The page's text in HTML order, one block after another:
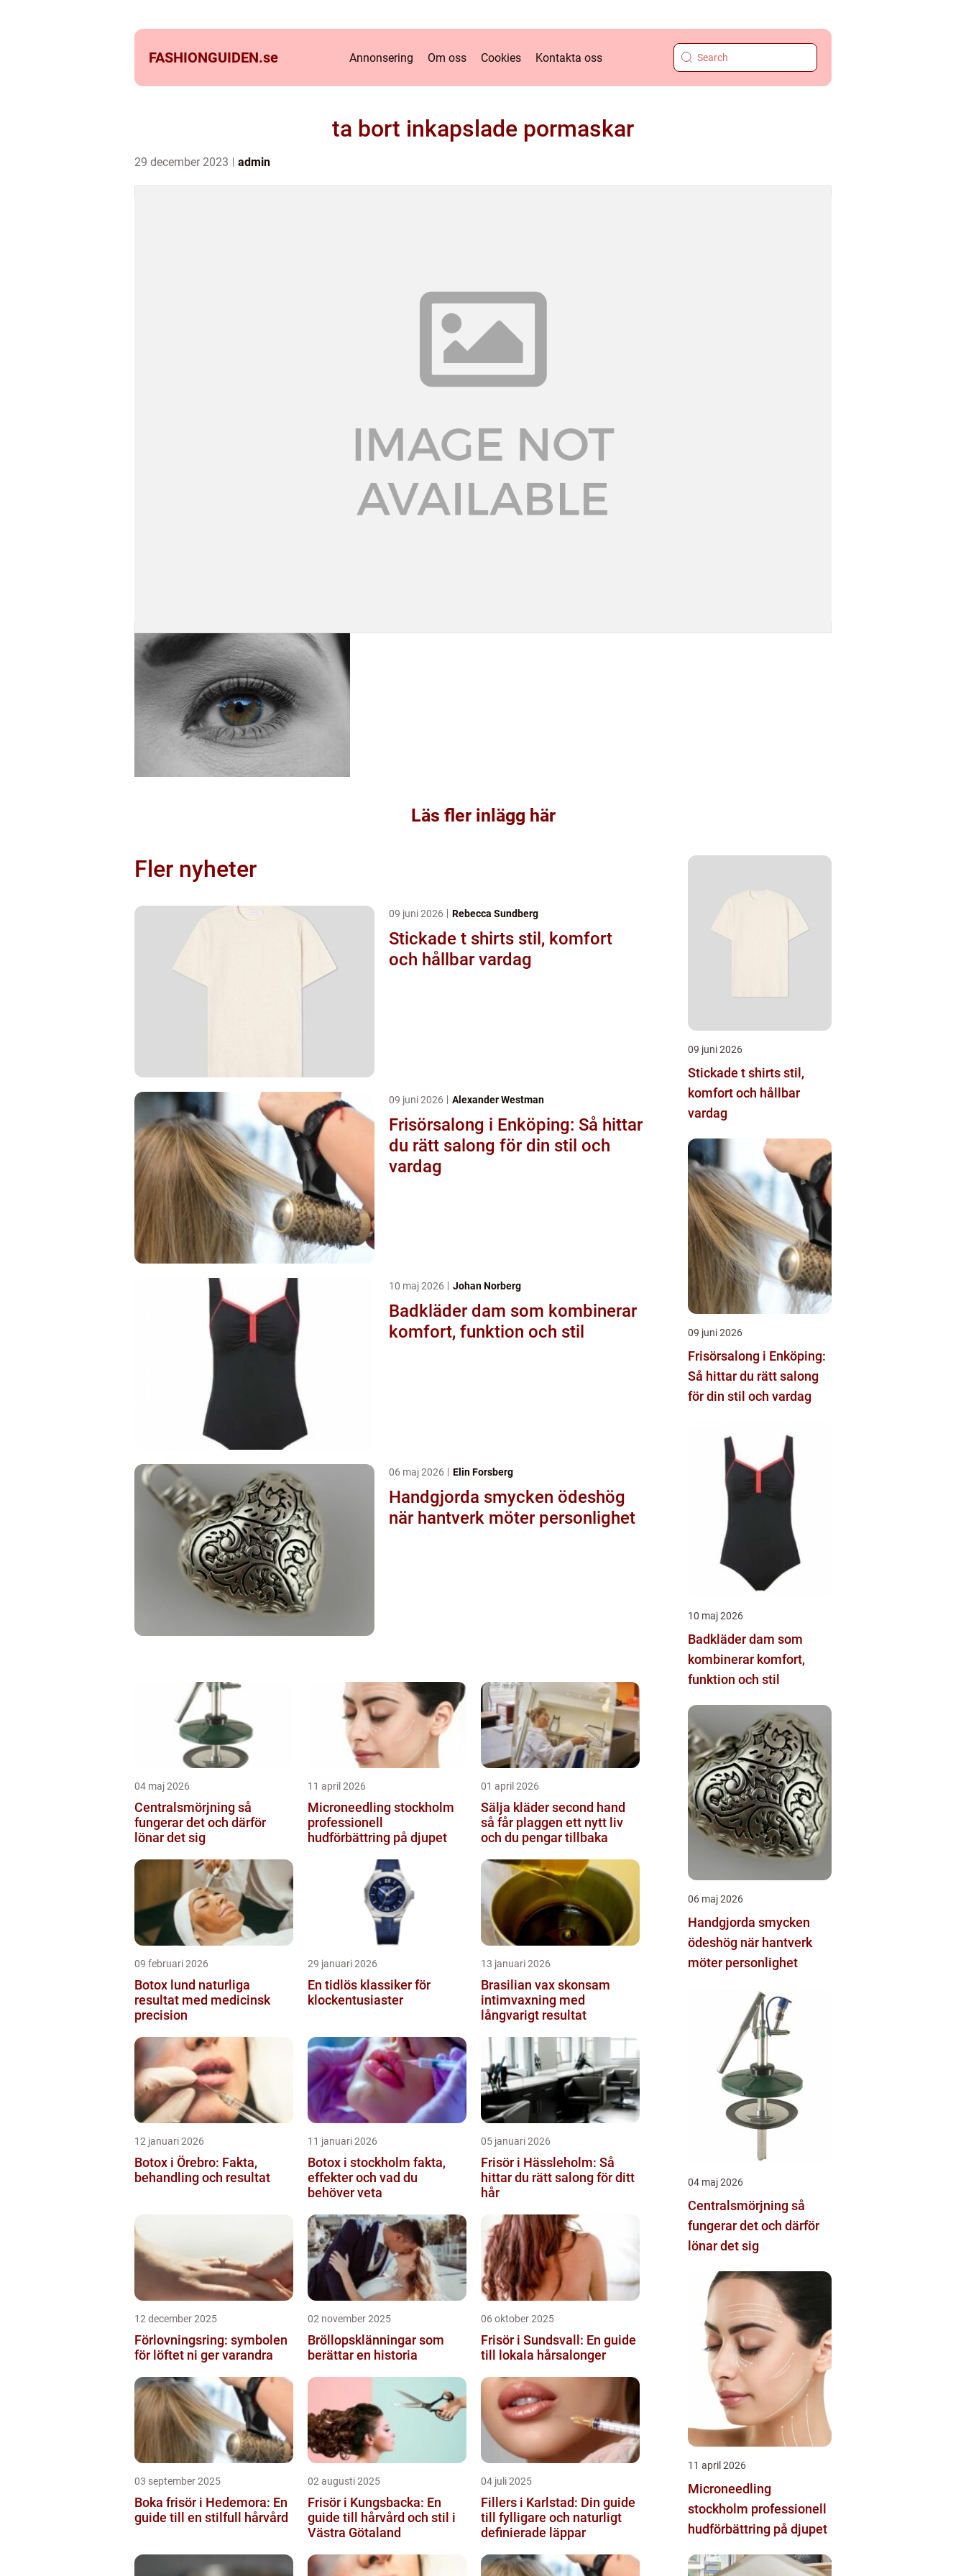
FASHIONGUIDEN.se Annonsering Om oss Cookies Kontakta oss
ta bort inkapslade pormaskar
29 december 2023 admin
Läs fler inlägg här
Fler nyheter
09 juni 2026 Rebecca Sundberg
Stickade t shirts stil, komfort
och hållbar vardag
09 juni 2026 Alexander Westman
Frisörsalong i Enköping: Så hittar
du rätt salong för din stil och
vardag
10 maj 2026 Johan Norberg
Badkläder dam som kombinerar
komfort, funktion och stil
06 maj 2026 Elin Forsberg
Handgjorda smycken ödeshög
när hantverk möter personlighet
04 maj 2026
Centralsmörjning så
fungerar det och därför
lönar det sig
11 april 2026
Microneedling stockholm
professionell
hudförbättring på djupet
01 april 2026
Sälja kläder second hand
så får plaggen ett nytt liv
och du pengar tillbaka
09 februari 2026
Botox lund naturliga
resultat med medicinsk
precision
29 januari 2026
En tidlös klassiker för
klockentusiaster
13 januari 2026
Brasilian vax skonsam
intimvaxning med
långvarigt resultat
12 januari 2026
Botox i Örebro: Fakta,
behandling och resultat
11 januari 2026
Botox i stockholm fakta,
effekter och vad du
behöver veta
05 januari 2026
Frisör i Hässleholm: Så
hittar du rätt salong för ditt
hår
12 december 2025
Förlovningsring: symbolen
för löftet ni ger varandra
02 november 2025
Bröllopsklänningar som
berättar en historia
06 oktober 2025
Frisör i Sundsvall: En guide
till lokala hårsalonger
03 september 2025
Boka frisör i Hedemora: En
guide till en stilfull hårvård
02 augusti 2025
Frisör i Kungsbacka: En
guide till hårvård och stil i
Västra Götaland
04 juli 2025
Fillers i Karlstad: Din guide
till fylligare och naturligt
definierade läppar
09 juni 2026
Stickade t shirts stil,
komfort och hållbar
vardag
09 juni 2026
Frisörsalong i Enköping:
Så hittar du rätt salong
för din stil och vardag
10 maj 2026
Badkläder dam som
kombinerar komfort,
funktion och stil
06 maj 2026
Handgjorda smycken
ödeshög när hantverk
möter personlighet
04 maj 2026
Centralsmörjning så
fungerar det och därför
lönar det sig
11 april 2026
Microneedling
stockholm professionell
hudförbättring på djupet